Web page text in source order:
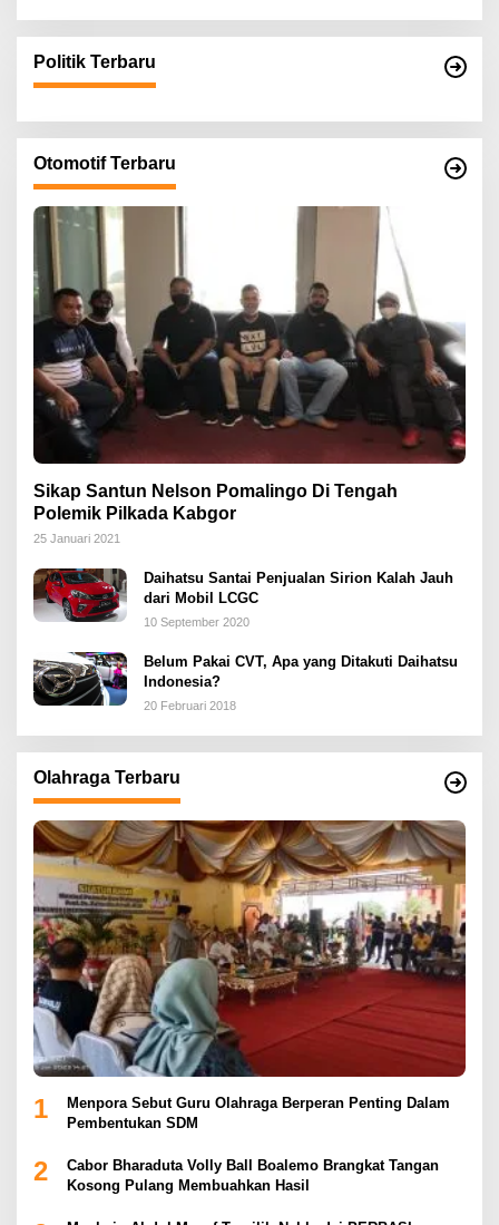
Politik Terbaru
Otomotif Terbaru
Sikap Santun Nelson Pomalingo Di Tengah
Polemik Pilkada Kabgor
25 Januari 2021
Daihatsu Santai Penjualan Sirion Kalah Jauh
dari Mobil LCGC
10 September 2020
Belum Pakai CVT, Apa yang Ditakuti Daihatsu
Indonesia?
20 Februari 2018
Olahraga Terbaru
1
Menpora Sebut Guru Olahraga Berperan Penting Dalam
Pembentukan SDM
2
Cabor Bharaduta Volly Ball Boalemo Brangkat Tangan
Kosong Pulang Membuahkan Hasil